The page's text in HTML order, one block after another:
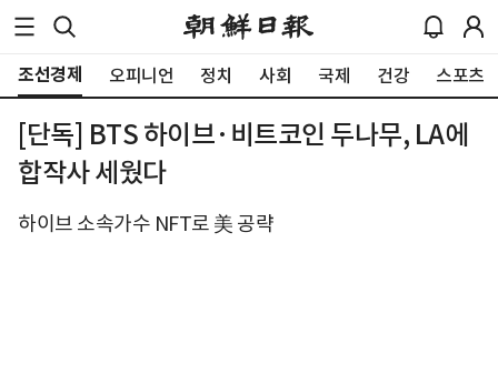
조선경제 오피니언 정치 사회 국제 건강 스포츠
[단독] BTS 하이브·비트코인 두나무, LA에
합작사 세웠다
하이브 소속가수 NFT로 美 공략